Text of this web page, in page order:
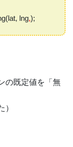
lng,);
の既定値を「無
）